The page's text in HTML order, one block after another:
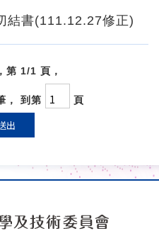
結書(111.12.27修正)
第 1/1 頁，
， 到第 頁
出